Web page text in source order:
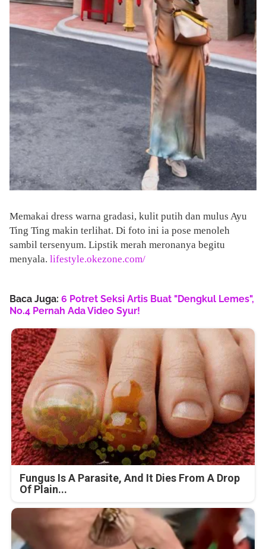
Memakai dress warna gradasi, kulit putih dan mulus Ayu
Ting Ting makin terlihat. Di foto ini ia pose menoleh
sambil tersenyum. Lipstik merah meronanya begitu
menyala. lifestyle.okezone.com/
Baca Juga: 6 Potret Seksi Artis Buat "Dengkul Lemes",
No.4 Pernah Ada Video Syur!
Fungus Is A Parasite, And It Dies From A Drop
Of Plain...